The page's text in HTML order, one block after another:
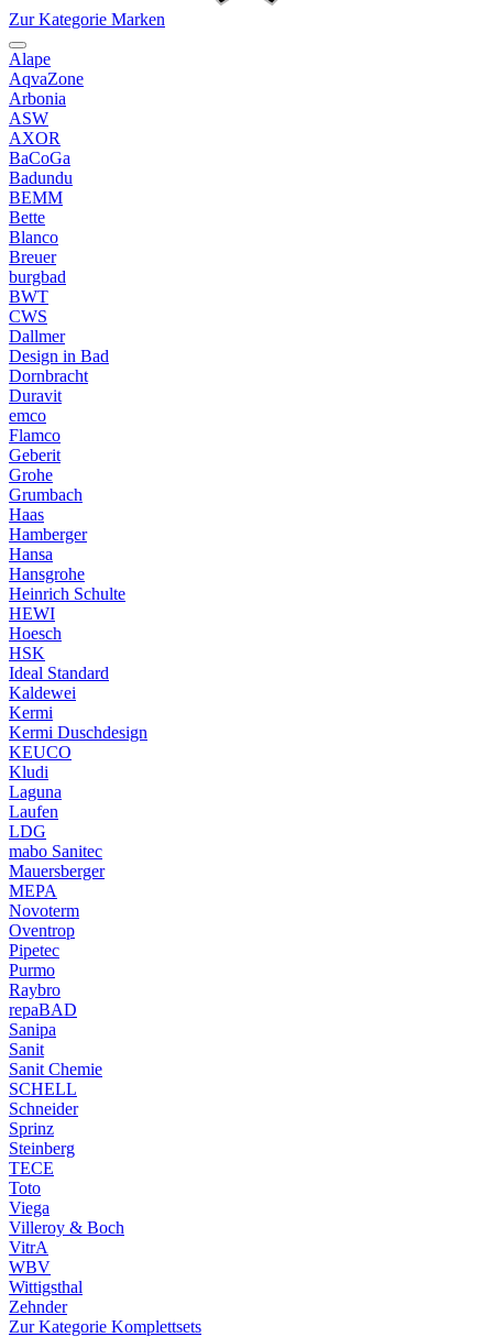
Zur Kategorie Marken
Alape
AqvaZone
Arbonia
ASW
AXOR
BaCoGa
Badundu
BEMM
Bette
Blanco
Breuer
burgbad
BWT
CWS
Dallmer
Design in Bad
Dornbracht
Duravit
emco
Flamco
Geberit
Grohe
Grumbach
Haas
Hamberger
Hansa
Hansgrohe
Heinrich Schulte
HEWI
Hoesch
HSK
Ideal Standard
Kaldewei
Kermi
Kermi Duschdesign
KEUCO
Kludi
Laguna
Laufen
LDG
mabo Sanitec
Mauersberger
MEPA
Novoterm
Oventrop
Pipetec
Purmo
Raybro
repaBAD
Sanipa
Sanit
Sanit Chemie
SCHELL
Schneider
Sprinz
Steinberg
TECE
Toto
Viega
Villeroy & Boch
VitrA
WBV
Wittigsthal
Zehnder
Zur Kategorie Komplettsets